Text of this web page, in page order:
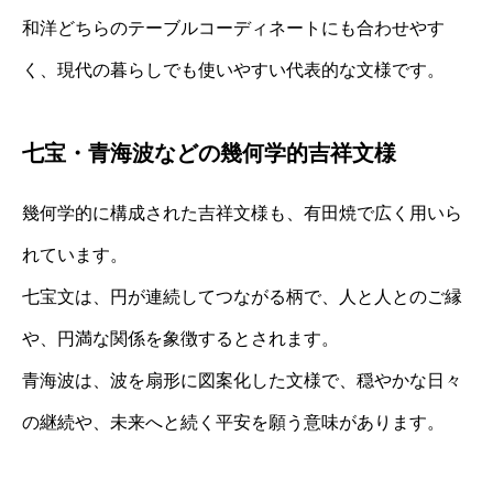
和洋どちらのテーブルコーディネートにも合わせやす
く、現代の暮らしでも使いやすい代表的な文様です。
七宝・青海波などの幾何学的吉祥文様
幾何学的に構成された吉祥文様も、有田焼で広く用いら
れています。
七宝文は、円が連続してつながる柄で、人と人とのご縁
や、円満な関係を象徴するとされます。
青海波は、波を扇形に図案化した文様で、穏やかな日々
の継続や、未来へと続く平安を願う意味があります。